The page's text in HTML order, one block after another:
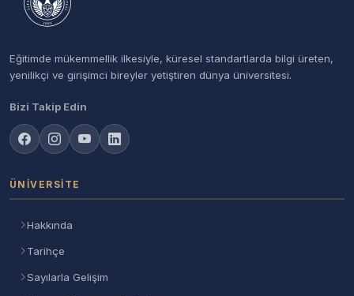
Eğitimde mükemmellik ilkesiyle, küresel standartlarda bilgi üreten,
yenilikçi ve girişimci bireyler yetiştiren dünya üniversitesi.
Bizi Takip Edin
ÜNIVERSITE
Hakkında
Tarihçe
Sayılarla Gelişim